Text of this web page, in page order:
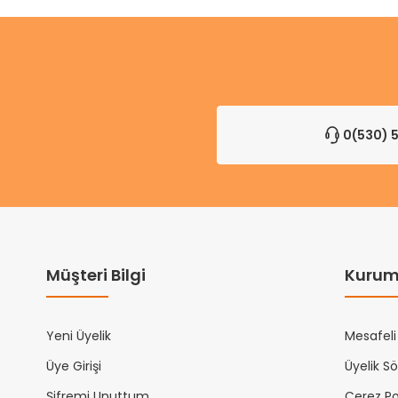
0(530)
Müşteri Bilgi
Yeni Üyelik
Üye Girişi
Mesafeli
Üyelik